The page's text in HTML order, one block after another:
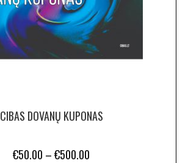
CIBAS DOVANŲ KUPONAS
€50.00 –€500.00